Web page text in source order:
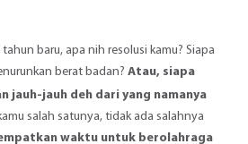
baru, apa nih resolusi kamu? Siapa
berat badan? Atau, siapa
jauh-jauh deh dari yang namanya
salah satunya, tidak ada salahnya
waktu untuk berolahraga